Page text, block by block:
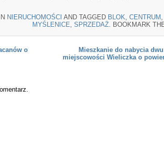
NIERUCHOMOŚCI AND TAGGED BLOK CENTRUM
MYŚLENICE SPRZEDAŻ . BOOKMARK
o
Mieszkanie do nabycia
miejscowości Wieliczka o